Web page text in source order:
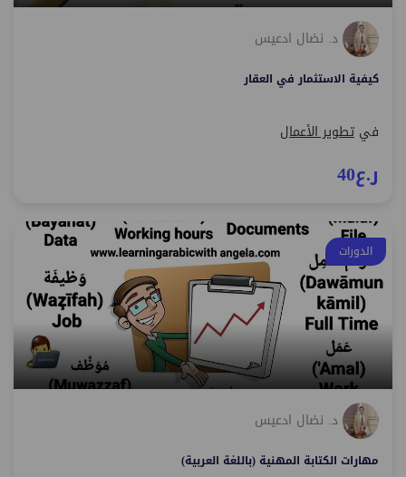
د. نضال ادعيس
كيفية الاستثمار في العقار
في تطوير الأعمال
ر.ع40
الدورات
د. نضال ادعيس
مهارات الكتابة المهنية (باللغة العربية)